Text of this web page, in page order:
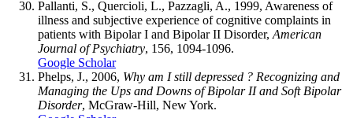
Pallanti, S., Quercioli, L., Pazzagli, A., 1999, Awareness of
illness and subjective experience of cognitive complaints in
patients with Bipolar I and Bipolar II Disorder, American
Journal of Psychiatry, 156, 1094-1096.
Google Scholar
Phelps, J., 2006, Why am I still depressed ? Recognizing and
Managing the Ups and Downs of Bipolar II and Soft Bipolar
Disorder, McGraw-Hill, New York.